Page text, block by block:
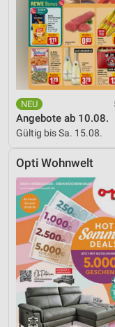
Angebote ab 10.08.
Gültig bis Sa. 15.08.
Opti Wohnwelt